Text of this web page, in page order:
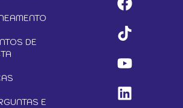
DE
E